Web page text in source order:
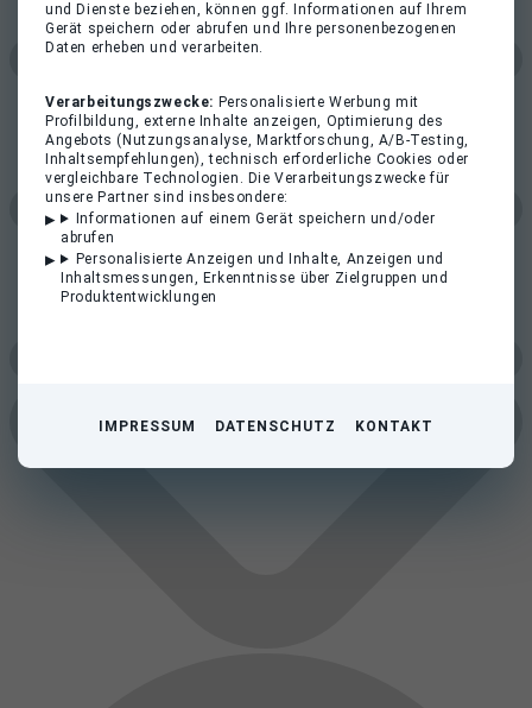
und Dienste beziehen, können ggf. Informationen auf Ihrem
Gerät speichern oder abrufen und Ihre personenbezogenen
Daten erheben und verarbeiten.
Verarbeitungszwecke: Personalisierte Werbung mit
Profilbildung, externe Inhalte anzeigen, Optimierung des
Angebots (Nutzungsanalyse, Marktforschung, A/B-Testing,
Inhaltsempfehlungen), technisch erforderliche Cookies oder
vergleichbare Technologien. Die Verarbeitungszwecke für
unsere Partner sind insbesondere:
Informationen auf einem Gerät speichern und/oder
abrufen
Personalisierte Anzeigen und Inhalte, Anzeigen und
Inhaltsmessungen, Erkenntnisse über Zielgruppen und
Produktentwicklungen
IMPRESSUM DATENSCHUTZ KONTAKT